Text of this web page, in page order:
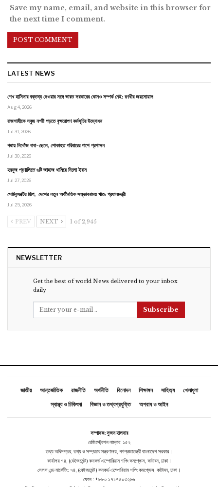
Save my name, email, and website in this browser for
the next time I comment.
LATEST NEWS
শেখ হাসিনার বক্তব্য দেওয়ার সঙ্গে ভারত সরকারের কোনও সম্পর্ক নেই: রণধীর জয়সোয়াল
Aug 4, 2026
রাজশাহীকে সবুজ নগরী গড়তে বৃক্ষরোপণ কর্মসূচির উদ্বোধন
Jul 31, 2026
পদ্মায় নিখোঁজ বাবা-ছেলে, শোকাহত পরিবারের পাশে প্রশাসন
Jul 30, 2026
হরমুজ প্রণালিতে ৬টি জাহাজ থামিয়ে দিলো ইরান
Jul 27, 2026
সেমিকন্ডাক্টর শিল্প, দেশের নতুন অর্থনৈতিক সম্ভাবনাময় খাত: প্রধানমন্ত্রী
Jul 25, 2026
PREV NEXT 1 of 2,945
NEWSLETTER
Get the best of world News delivered to your inbox
daily
Subscribe
জাতীয় আন্তর্জাতিক রাজনীতি অর্থনীতি বিনোদন শিক্ষাঙ্গন সাহিত্য
খেলাধুলা
স্বাস্থ্য ও চিকিৎসা
বিজ্ঞান ও তথ্যপ্রযুক্তি অপরাধ ও আইন
সম্পাদক: সুজন হালদার
রেজিস্ট্রেশন নাম্বার: ১৫২
তথ্য অধিদপ্তর, তথ্য ও সম্প্রচার মন্ত্রণালয়, গণপ্রজাতন্ত্রী বাংলাদেশ সরকার।
কার্যালয় ৭৪, (বেইজমেন্ট ) কনকর্ড এম্পোরিয়াম শপিং কমপ্লেক্স, কাটাবন, ঢাকা।
সেলস এন্ড মার্কেটিং: ৭৪, (বেইজমেন্ট ) কনকর্ড এম্পোরিয়াম শপিং কমপ্লেক্স, কাটাবন, ঢাকা।
ফোন : +৮৮০ ১৭১৭৫০৩২৬৬